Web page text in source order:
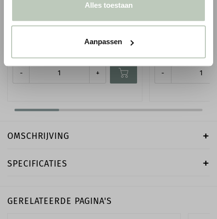
Alles toestaan
Aanpassen
ORAC WANDLIJST PX202
incl. BTW
- +
ORAC WANDLIJST
-
OMSCHRIJVING
SPECIFICATIES
GERELATEERDE PAGINA'S